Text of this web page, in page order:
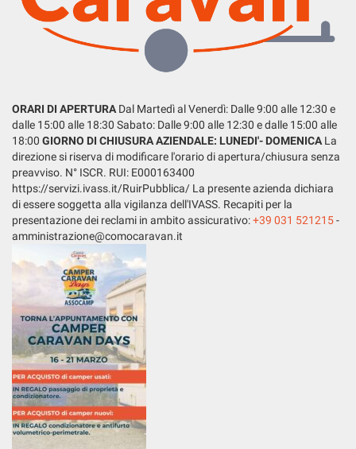
LISTA VEICOLI
ORARI DI APERTURA Dal Martedì al Venerdì: Dalle 9:00 alle 12:30 e
dalle 15:00 alle 18:30 Sabato: Dalle 9:00 alle 12:30 e dalle 15:00 alle
18:00 GIORNO DI CHIUSURA AZIENDALE: LUNEDI'- DOMENICA La
direzione si riserva di modificare l'orario di apertura/chiusura senza
preavviso. N° ISCR. RUI: E000163400
https://servizi.ivass.it/RuirPubblica/ La presente azienda dichiara
di essere soggetta alla vigilanza dell'IVASS. Recapiti per la
presentazione dei reclami in ambito assicurativo:+39 031 521215-
amministrazione@comocaravan.it
questi
strumenti
alla
cookie
policy.
Puoi
rivedere
e
modificare
le
tue
qualsiasi
momento.
Cookie necessari